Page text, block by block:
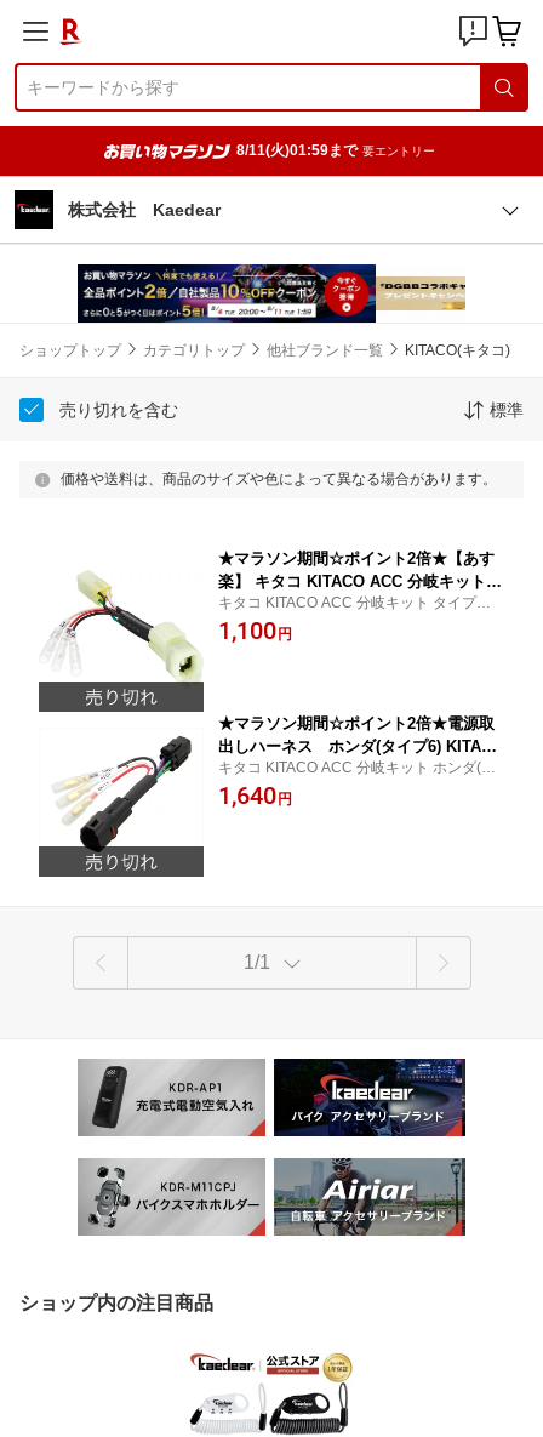
8/11(火)01:59まで 要エントリー
株式会社 Kaedear
ショップトップ カテゴリトップ 他社ブランド一覧 KITACO(キタコ)
売り切れを含む 標準
価格や送料は、商品のサイズや色によって異なる場合があります。
★マラソン期間☆ポイント2倍★【あす
楽】 キタコ KITACO ACC 分岐キット
タイプA グロム PCX 電源取り出し ハー
ネス アクセサリー電源 ACC電源 キー連
MC52
キタコ KITACO ACC 分岐キット タイプA グ
ロム PCX 電源取り出し ハーネス アクセサ
リー電源 ACC電源 キー連動 電源 分岐コネ
1,100 円
★マラソン期間☆ポイント2倍★電源取
出しハーネス ホンダ(タイプ6) KITACO
(キタコ)
キタコ KITACO ACC 分岐キット ホンダ(タ
イプ6)
1,640 円
1/1
ショップ内の注目商品